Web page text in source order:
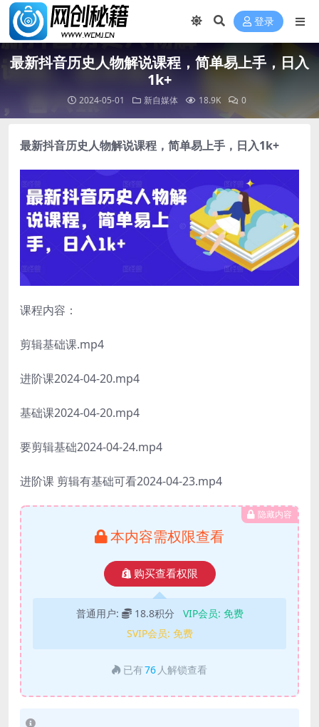
登录
最新抖音历史人物解说课程，简单易上手，日入
1k+
2024-05-01 新自媒体 18.9K 0
最新抖音历史人物解说课程 ，简单易上手，日入1k+
课程内容：
剪辑基础课.mp4
进阶课2024-04-20.mp4
基础课2024-04-20.mp4
要剪辑基础2024-04-24.mp4
进阶课 剪辑有基础可看2024-04-23.mp4
隐藏内容
本内容需权限查看
购买查看权限
普通用户: 18.8积分 VIP会员: 免费
SVIP会员: 免费
已有76 人解锁查看